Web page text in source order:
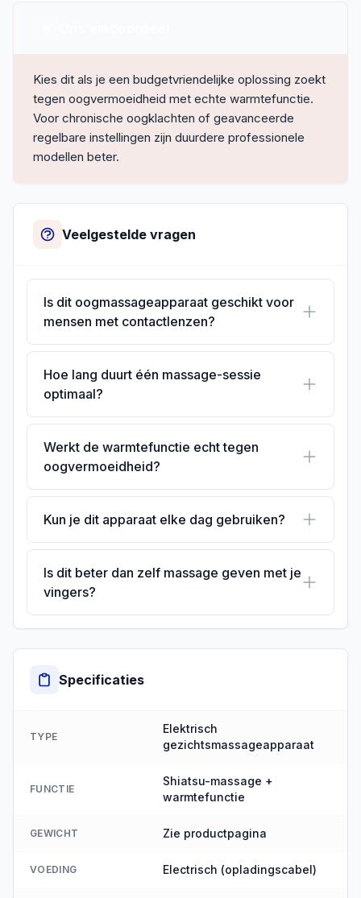
Kies dit als je een budgetvriendelijke oplossing zoekt
tegen oogvermoeidheid met echte warmtefunctie.
Voor chronische oogklachten of geavanceerde
regelbare instellingen zijn duurdere professionele
modellen beter.
Veelgestelde vragen
Is dit oogmassageapparaat geschikt voor
mensen met contactlenzen?
Hoe lang duurt één massage-sessie
optimaal?
Werkt de warmtefunctie echt tegen
oogvermoeidheid?
Kun je dit apparaat elke dag gebruiken?
Is dit beter dan zelf massage geven met je
vingers?
Specificaties
TYPE
Elektrisch
gezichtsmassageapparaat
FUNCTIE
Shiatsu-massage +
warmtefunctie
GEWICHT Zie productpagina
VOEDING Electrisch (opladingscabel)